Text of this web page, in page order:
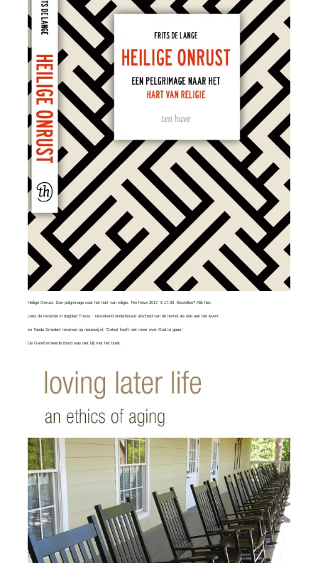
Heilige Onrust. Een pelgrimage naar het hart van religie. Ten Have 2017, € 17.90. Bestellen?Klik hier
Leesde recensie in dagblad Trouw: ‘uitstekend onderbouwd afscheid van de hemel als ode aan het leven’
enTaede Smedes’ recensieop nieuwwij.nl: ‘Geloof hoeft niet meer over God te gaan.’
De Gereformeerde Bond wasniet blij met het boek.